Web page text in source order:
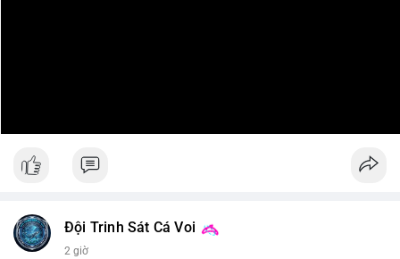
Đội Trinh Sát Cá Voi
2 giờ